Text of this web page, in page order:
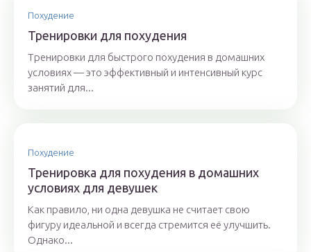
Похудение
Тренировки для похудения
Тренировки для быстрого похудения в домашних
условиях — это эффективный и интенсивный курс
занятий для...
Похудение
Тренировка для похудения в домашних
условиях для девушек
Как правило, ни одна девушка не считает свою
фигуру идеальной и всегда стремится её улучшить.
Однако...